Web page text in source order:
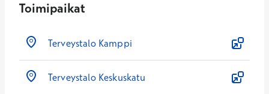
Toimipaikat
Terveystalo Kamppi
Terveystalo Keskuskatu